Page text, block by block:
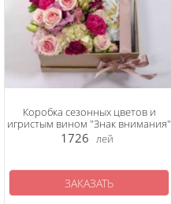
Коробка сезонных цветов и
игристым вином "Знак внимания"
1726 лей
ЗАКАЗАТЬ